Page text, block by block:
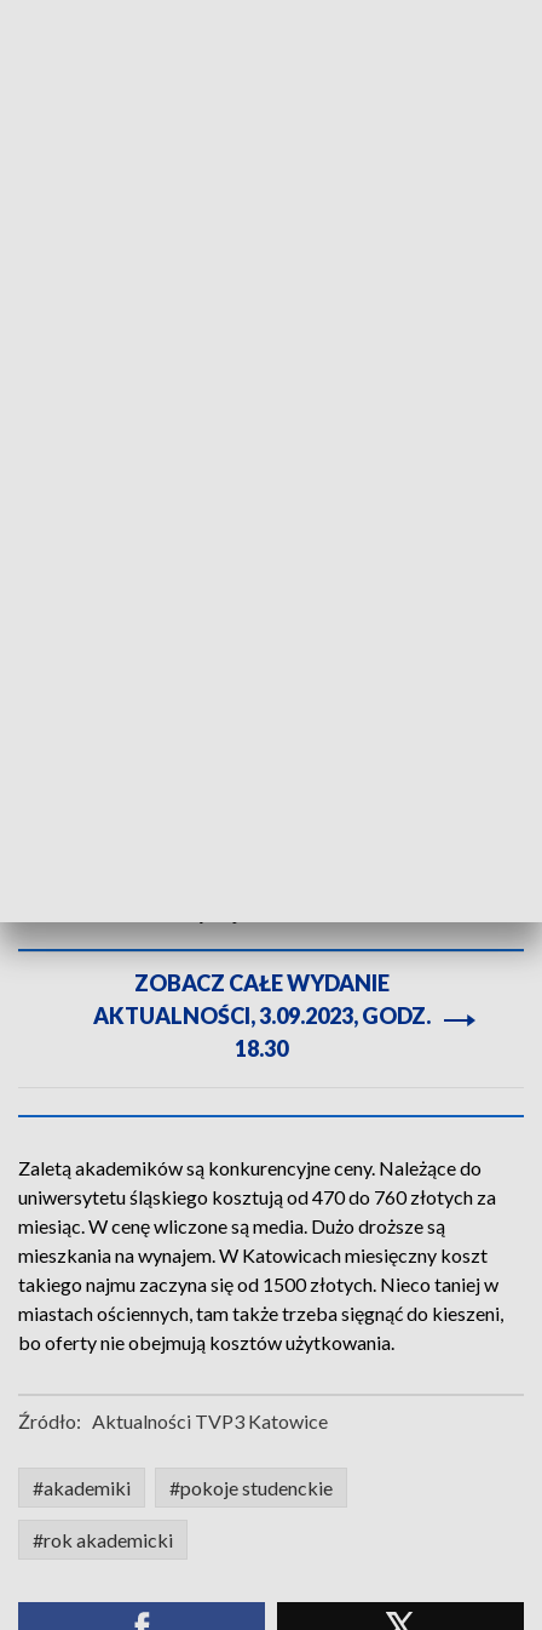
ZOBACZ CAŁE WYDANIE
AKTUALNOŚCI, 3.09.2023, GODZ.
18.30
Zaletą akademików są konkurencyjne ceny. Należące do
uniwersytetu śląskiego kosztują od 470 do 760 złotych za
miesiąc. W cenę wliczone są media. Dużo droższe są
mieszkania na wynajem. W Katowicach miesięczny koszt
takiego najmu zaczyna się od 1500 złotych. Nieco taniej w
miastach ościennych, tam także trzeba sięgnąć do kieszeni,
bo oferty nie obejmują kosztów użytkowania.
Źródło: Aktualności TVP3 Katowice
#akademiki #pokoje studenckie
#rok akademicki